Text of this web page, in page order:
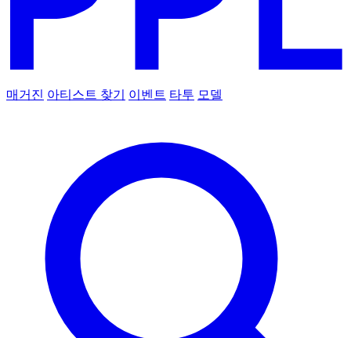
매거진 아티스트 찾기 이벤트 타투 모델